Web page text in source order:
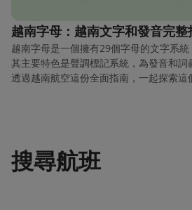
越南字母：越南文字和發音完整
越南字母是一個擁有29個字母的文字系統
其主要特色是聲調標記系統，為發音和
透過越南航空這份全面指南，一起探索這
搜尋航班